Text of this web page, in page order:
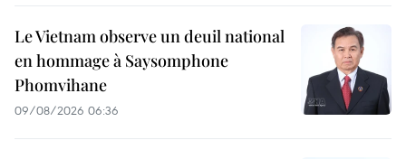
Le Vietnam observe un deuil national
en hommage à Saysomphone
Phomvihane
09/08/2026 06:36